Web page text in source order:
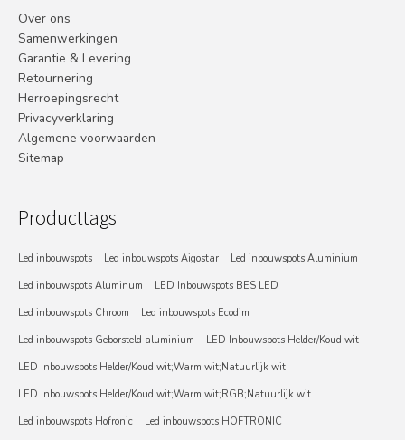
Over ons
Samenwerkingen
Garantie & Levering
Retournering
Herroepingsrecht
Privacyverklaring
Algemene voorwaarden
Sitemap
Producttags
Led inbouwspots Led inbouwspots Aigostar
Led inbouwspots Aluminium
Led inbouwspots Aluminum
LED Inbouwspots BES LED
Led inbouwspots Chroom
Led inbouwspots Ecodim
Led inbouwspots Geborsteld aluminium
LED Inbouwspots Helder/Koud wit
LED Inbouwspots Helder/Koud wit;Warm wit;Natuurlijk wit
LED Inbouwspots Helder/Koud wit;Warm wit;RGB;Natuurlijk wit
Led inbouwspots Hofronic
Led inbouwspots HOFTRONIC